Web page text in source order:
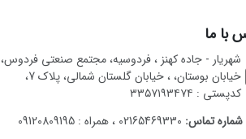
با ما
شهریار - جاده کهنز ، فردوسیه، مجتمع صنعتی فردوس،
خیابان بوستان، ، خیابان گلستان شمالی، پلاک 7،
کدپستی : ۳۳۵۷۱۹۳۴۷۴
شماره تماس: 02165469330 ، همراه : 09120809195